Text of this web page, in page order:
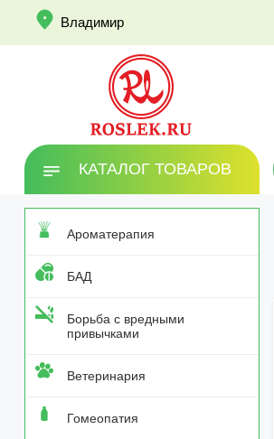
Владимир
КАТАЛОГ ТОВАРОВ
Ароматерапия
БАД
Борьба с вредными
привычками
Ветеринария
Гомеопатия